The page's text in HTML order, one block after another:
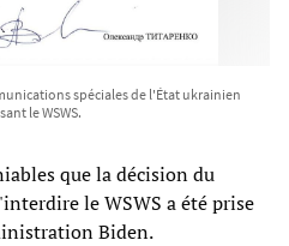
spéciales de l'État ukrainien
le WSWS.
que la décision du
le WSWS a été prise
Biden.